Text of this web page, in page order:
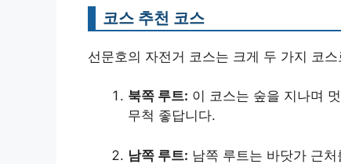
코스 추천 코스
선문호의 자전거 코스는 크게 두 가지 코
북쪽 루트: 이 코스는 숲을 지나며
무척 좋답니다.
남쪽 루트: 남쪽 루트는 바닷가 근